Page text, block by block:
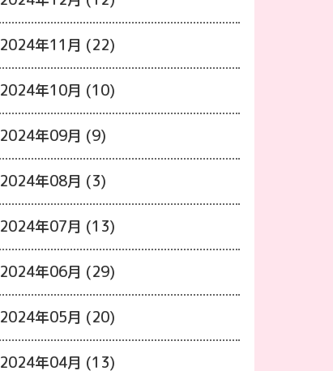
2024年11月 (22)
2024年10月 (10)
2024年09月 (9)
2024年08月 (3)
2024年07月 (13)
2024年06月 (29)
2024年05月 (20)
2024年04月 (13)